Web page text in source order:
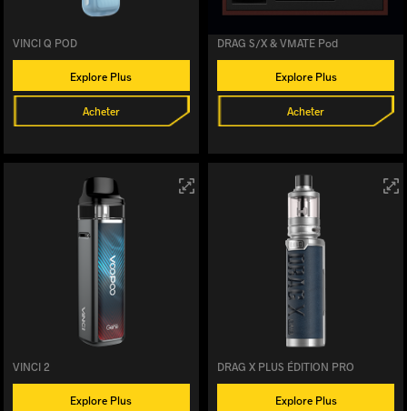
VINCI Q POD
Explore Plus
Acheter
DRAG S/X & VMATE Pod
Explore Plus
Acheter
VINCI 2
Explore Plus
DRAG X PLUS ÉDITION PRO
Explore Plus